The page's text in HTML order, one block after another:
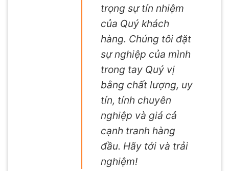
trọng sự tín nhiệm
của Quý khách
hàng. Chúng tôi đặt
sự nghiệp của mình
trong tay Quý vị
bằng chất lượng, uy
tín, tính chuyên
nghiệp và giá cả
cạnh tranh hàng
đầu. Hãy tới và trải
nghiệm!